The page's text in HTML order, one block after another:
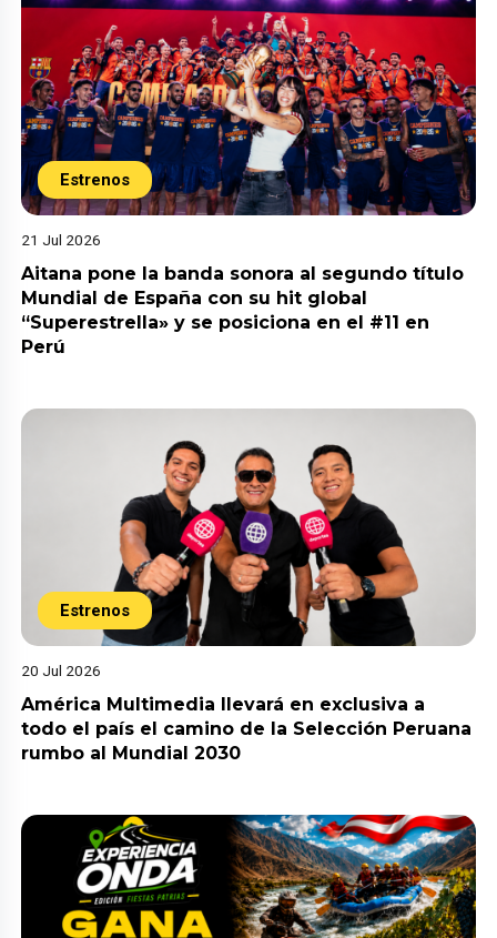
Estrenos
21 Jul 2026
Aitana pone la banda sonora al segundo título
Mundial de España con su hit global
“Superestrella» y se posiciona en el #11 en
Perú
Estrenos
20 Jul 2026
América Multimedia llevará en exclusiva a
todo el país el camino de la Selección Peruana
rumbo al Mundial 2030